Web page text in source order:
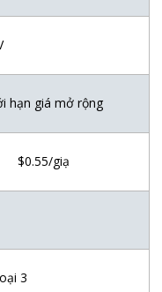
i hạn giá mở rộng
$0.55/giạ
ại 3